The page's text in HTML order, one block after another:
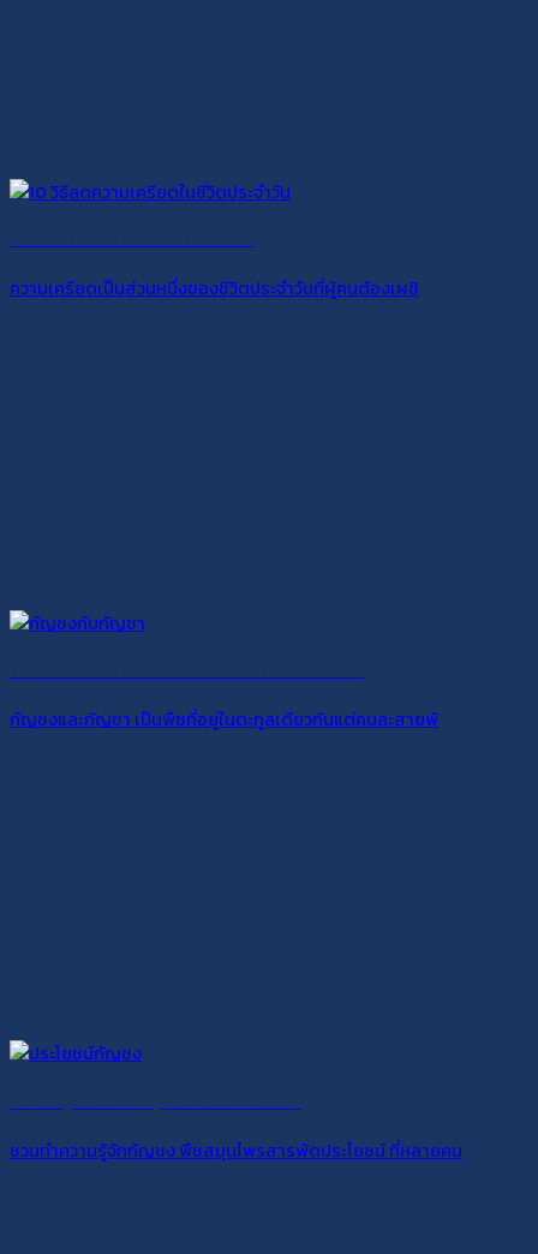
ความเครียดเป็นส่วนหนึ่งของชีวิตประจำวันที่ผู้คนต้องเผชิ
กัญชงและกัญชา เป็นพืชที่อยู่ในตะกูลเดียวกันแต่คนละสายพั
ชวนทำความรู้จักกัญชง พืชสมุนไพรสารพัดประโยชน์ ที่หลายคน